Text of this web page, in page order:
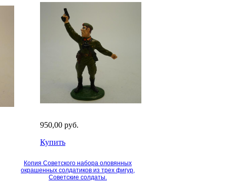
950,00 руб.
Купить
Копия Советского набора оловянных
окрашенных солдатиков из трех фигур,
Советские солдаты.